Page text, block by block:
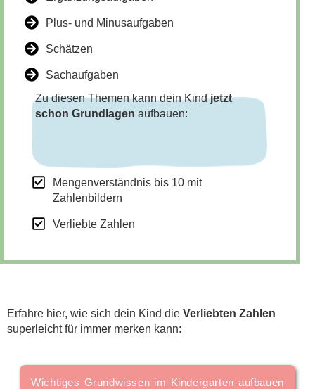
Plus- und Minusaufgaben
Schätzen
Sachaufgaben
Zu diesen Themen kann dein Kindjetzt
schon Grundlagen aufbauen:
Mengenverständnis bis 10 mit
Zahlenbildern
Verliebte Zahlen
Erfahre hier, wie sich dein Kind die Verliebten Zahlen
superleicht für immer merken kann:
Wichtiges Grundwissen im Kindergarten aufbauen